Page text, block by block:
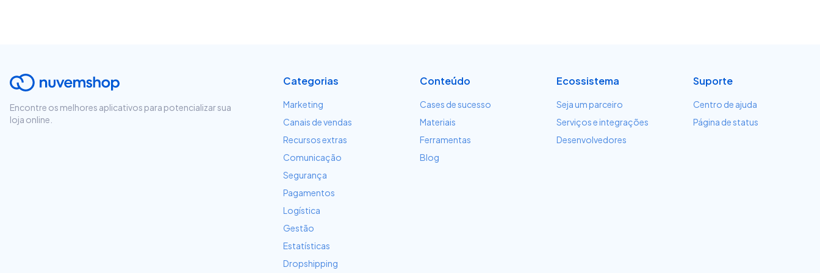
Encontre os melhores aplicativos para potencializar sua
loja online.
Categorias
Marketing
Canais de vendas
Recursos extras
Comunicação
Segurança
Pagamentos
Logística
Gestão
Estatísticas
Dropshipping
Conteúdo
Cases de sucesso
Materiais
Ferramentas
Blog
Ecossistema
Seja um parceiro
Serviços e integrações
Desenvolvedores
Suporte
Centro de ajuda
Página de status